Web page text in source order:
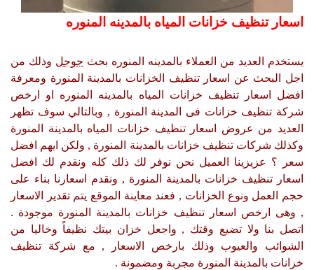
اسعار تنظيف خزانات المياه بالمدينه المنوره
يستخدم العديد من العملاء بالمدينه المنوره بحث جوجل وذلك من
اجل البحث عن اسعار تنظيف الخزانات بالمدينة المنورة ومعرفة
افضل اسعار تنظيف خزانات المياه بالمدينه المنوره او ارخص
شركة تنظيف خزانات فى المدينة المنورة , وبالتالي سوف تظهر
العديد من عروض اسعار تنظيف خزانات المياه بالمدينة المنورة
وكذلك شركات تنظيف خزانات بالمدينة المنورة , ولكن ايهم افضل
سعر ؟ عزيزينا العميل نحن نوفر لك ذلك كله ونقدم لك افضل
اسعار تنظيف خزانات بالمدينة المنورة , ونقدم اسعارنا بناء على
حجم العمل ونوع الخزانات , فعند معاينة الموقع يتم تقدير الاسعار
, وهى ارخص اسعار تنظيف خزانات بالمدينة المنورة موجودة .
اتصل بنا ولا تضيع وقتك , واجعل خزان بيتك نظيفاً وخاليا من
الشوائب والعيوب وذلك بارخص الاسعار , مع شركة تنظيف
خزانات بالمدينة المنورة مجربة ومضمونة .